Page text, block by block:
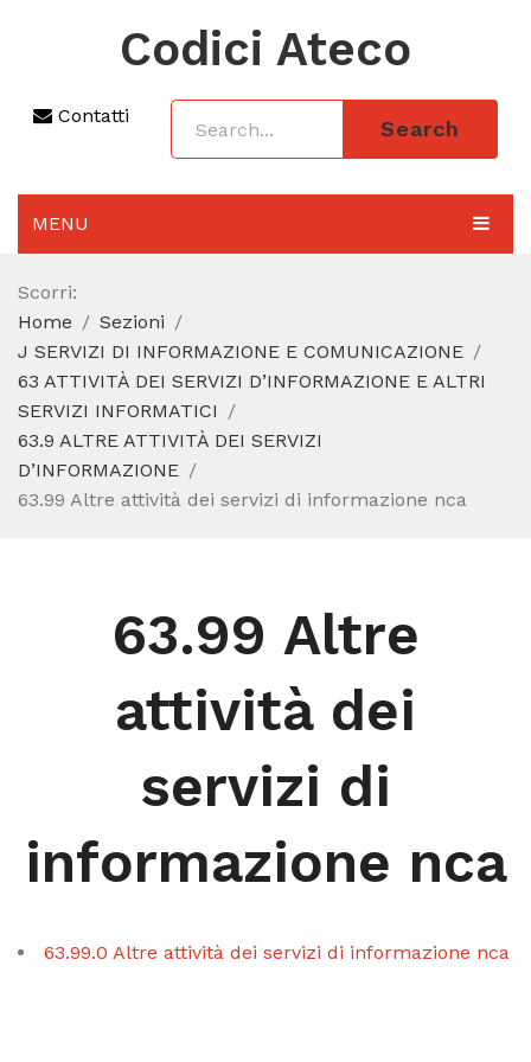
Codici Ateco
Contatti
Search
MENU
AGGIORNAMENTO 2025
SEZIONI
CODICE ATECO A COSA SERVE
REGIME FORFETTARIO
CODICE FISCALE
Scorri:
Home
Sezioni
J SERVIZI DI INFORMAZIONE E COMUNICAZIONE
63 ATTIVITÀ DEI SERVIZI D’INFORMAZIONE E ALTRI
SERVIZI INFORMATICI
63.9 ALTRE ATTIVITÀ DEI SERVIZI
D’INFORMAZIONE
63.99 Altre attività dei servizi di informazione nca
63.99 Altre
attività dei
servizi di
informazione nca
63.99.0 Altre attività dei servizi di informazione nca